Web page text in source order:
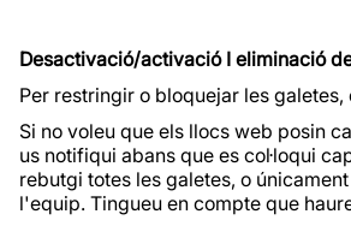
Desactivació/activació I eliminació
Per restringir o bloquejar les
Si no voleu que els llocs web posin
us notifiqui abans que es col·loqui
rebutgi totes les galetes, o
l'equip. Tingueu en compte que